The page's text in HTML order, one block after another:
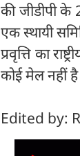
की जीडीपी के
एक स्थायी
प्रवृत्ति का
कोई मेल नहीं है
Edited by: